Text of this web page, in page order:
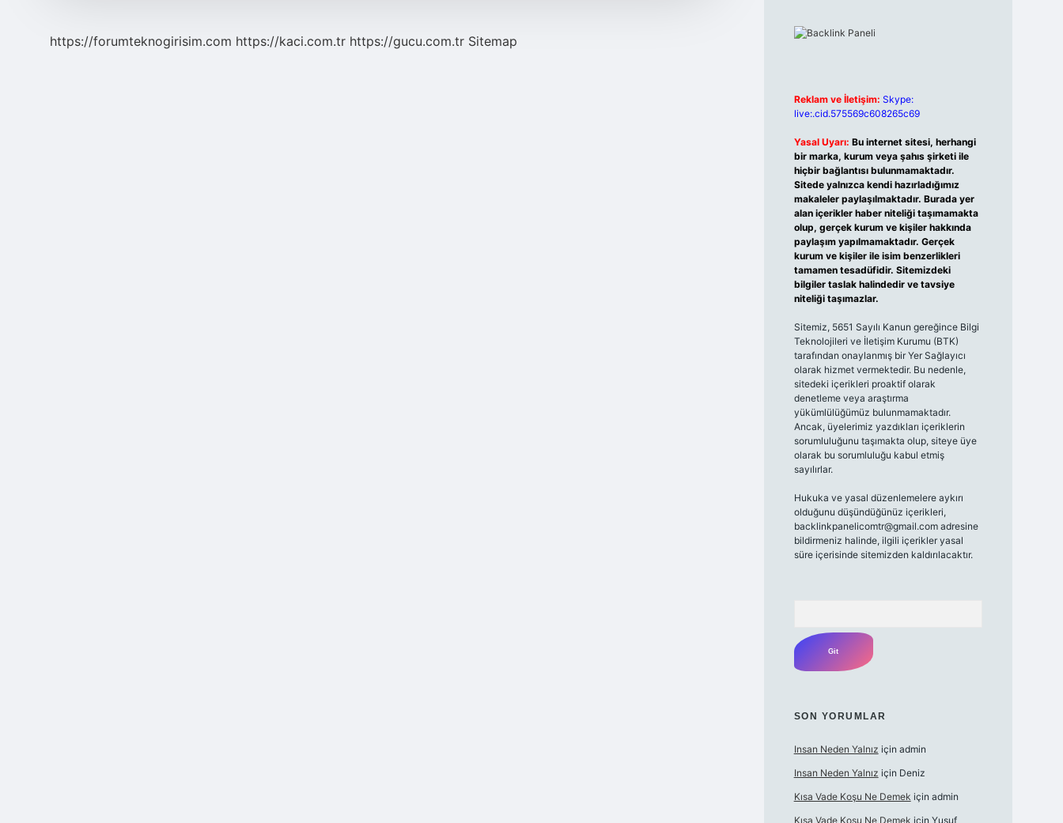
https://forumteknogirisim.com https://kaci.com.tr https://gucu.com.tr Sitemap
Reklam ve İletişim: Skype:
live:.cid.575569c608265c69
Yasal Uyarı: Bu internet sitesi, herhangi
bir marka, kurum veya şahıs şirketi ile
hiçbir bağlantısı bulunmamaktadır.
Sitede yalnızca kendi hazırladığımız
makaleler paylaşılmaktadır. Burada yer
alan içerikler haber niteliği taşımamakta
olup, gerçek kurum ve kişiler hakkında
paylaşım yapılmamaktadır. Gerçek
kurum ve kişiler ile isim benzerlikleri
tamamen tesadüfidir. Sitemizdeki
bilgiler taslak halindedir ve tavsiye
niteliği taşımazlar.
Sitemiz, 5651 Sayılı Kanun gereğince Bilgi
Teknolojileri ve İletişim Kurumu (BTK)
tarafından onaylanmış bir Yer Sağlayıcı
olarak hizmet vermektedir. Bu nedenle,
sitedeki içerikleri proaktif olarak
denetleme veya araştırma
yükümlülüğümüz bulunmamaktadır.
Ancak, üyelerimiz yazdıkları içeriklerin
sorumluluğunu taşımakta olup, siteye üye
olarak bu sorumluluğu kabul etmiş
sayılırlar.
Hukuka ve yasal düzenlemelere aykırı
olduğunu düşündüğünüz içerikleri,
backlinkpanelicomtr@gmail.comadresine
bildirmeniz halinde, ilgili içerikler yasal
süre içerisinde sitemizden kaldırılacaktır.
SON YORUMLAR
Insan Neden Yalnız için admin
Insan Neden Yalnız için Deniz
Kısa Vade Koşu Ne Demek için admin
Kısa Vade Koşu Ne Demek için Yusuf